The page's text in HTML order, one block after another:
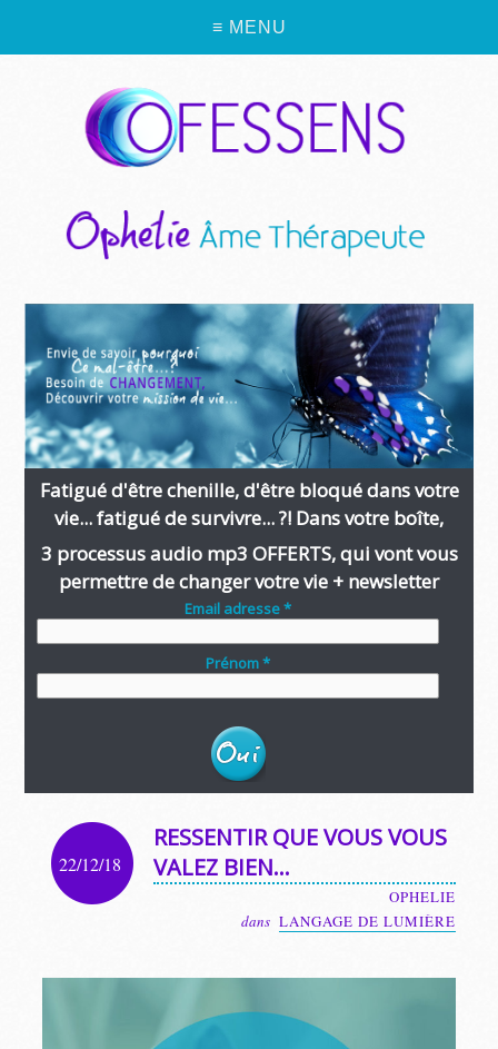
≡ MENU
Fatigué d'être chenille, d'être bloqué dans votre
vie... fatigué de survivre... ?! Dans votre boîte,
3 processus audio mp3 OFFERTS, qui vont vous
permettre de changer votre vie + newsletter
Email adresse *
Prénom *
22/12/18
RESSENTIR QUE VOUS VOUS
VALEZ BIEN…
OPHELIE
dans LANGAGE DE LUMIÈRE